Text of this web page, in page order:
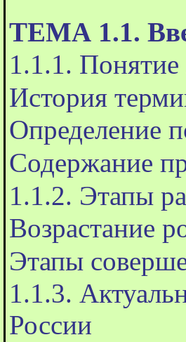
ТЕМА 1.1.
1.1.1. Понятие
История
Определение
Содержание
1.1.2. Этапы
Возрастание
Этапы
1.1.3.
России